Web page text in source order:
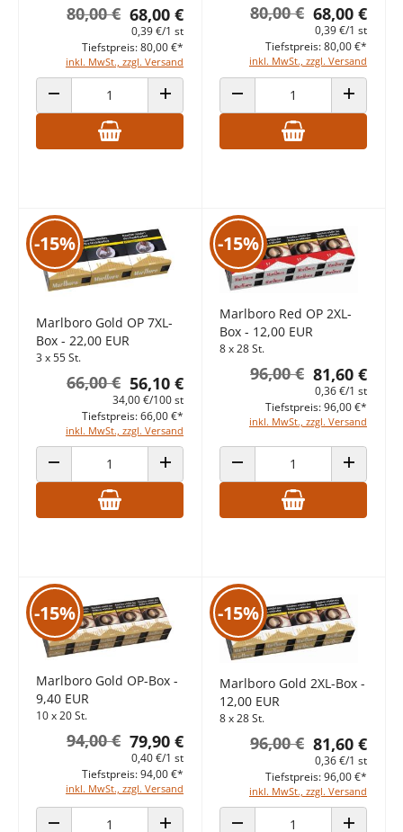
68,00 €
80,00 €
0,39 €/1 st
inkl. MwSt., zzgl. Versand
Tiefstpreis: 80,00 €*
ANZAHL VERRINGERN ANZAHL ERHÖHEN
68,00 €
80,00 €
0,39 €/1 st
inkl. MwSt., zzgl. Versand
Tiefstpreis: 80,00 €*
ANZAHL VERRINGERN ANZAHL
-15%
Marlboro Gold OP 7XL-
Box - 22,00 EUR
3 x 55 St.
56,10 €
66,00 €
34,00 €/100 st
inkl. MwSt., zzgl. Versand
Tiefstpreis: 66,00 €*
ANZAHL VERRINGERN ANZAHL ERHÖHEN
-15%
Marlboro Red OP 2XL-
Box - 12,00 EUR
8 x 28 St.
81,60 €
96,00 €
0,36 €/1 st
inkl. MwSt., zzgl. Versand
Tiefstpreis: 96,00 €*
ANZAHL VERRINGERN ANZAHL
-15%
Marlboro Gold OP-Box -
9,40 EUR
10 x 20 St.
79,90 €
94,00 €
0,40 €/1 st
inkl. MwSt., zzgl. Versand
Tiefstpreis: 94,00 €*
-15%
Marlboro Gold 2XL-Box -
12,00 EUR
8 x 28 St.
81,60 €
96,00 €
0,36 €/1 st
inkl. MwSt., zzgl. Versand
Tiefstpreis: 96,00 €*